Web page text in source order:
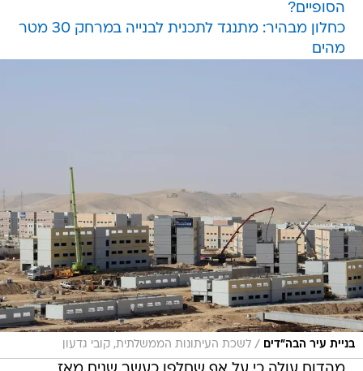
הסופיים?
כחלון מבהיר: מתנגד לתכנית לבנייה במרחק 30 מטר
מהים
בניית עיר הבה"דים / לשכת העיתונות הממשלתית, קובי גדעון